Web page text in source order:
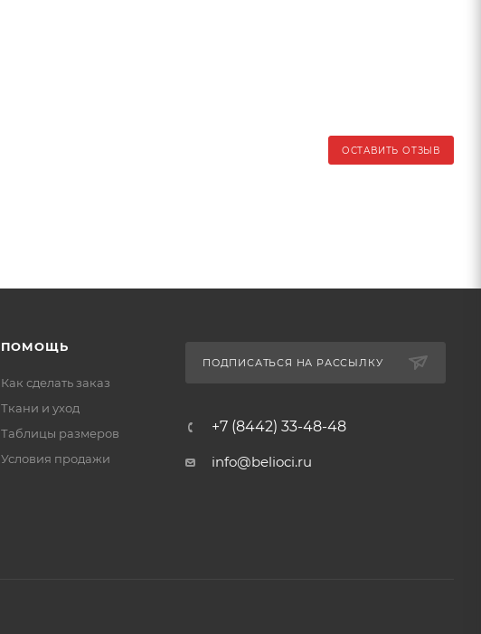
ОСТАВИТЬ ОТЗЫВ
ПОМОЩЬ
Как сделать заказ
Ткани и уход
Таблицы размеров
Условия продажи
ПОДПИСАТЬСЯ НА РАССЫЛКУ
+7 (8442) 33-48-48
info@belioci.ru